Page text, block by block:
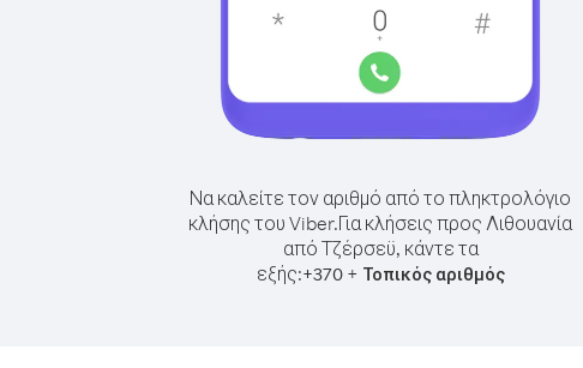
Να καλείτε τον αριθμό από το πληκτρολόγιο
κλήσης του Viber.Για κλήσεις προς Λιθουανία
από Τζέρσεϋ, κάντε τα
εξής:+370+ Τοπικός αριθμός